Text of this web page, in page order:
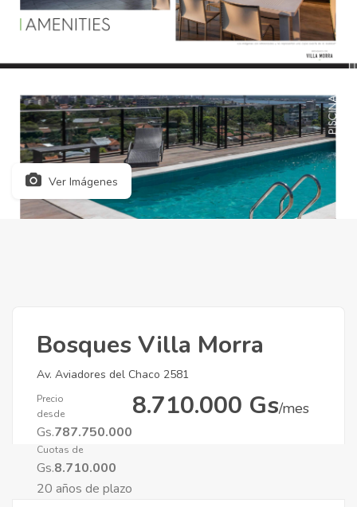
Ver Imágenes
Bosques Villa Morra
Av. Aviadores del Chaco 2581
Precio
desde
Gs.787.750.000
Cuotas de
Gs.8.710.000
20 años de plazo
8.710.000 Gs/mes